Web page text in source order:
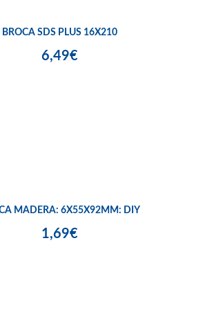
BROCA SDS PLUS 16X210
6,49€
MADERA: 6X55X92MM: DIY
1,69€